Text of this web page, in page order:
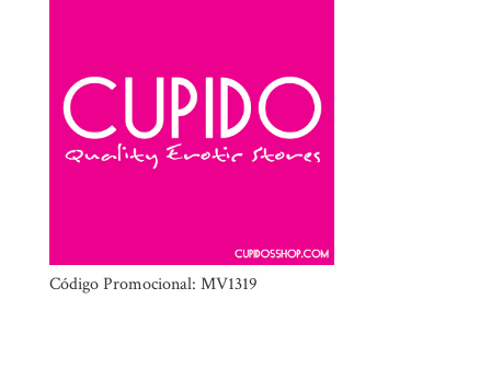
Código Promocional: MV1319